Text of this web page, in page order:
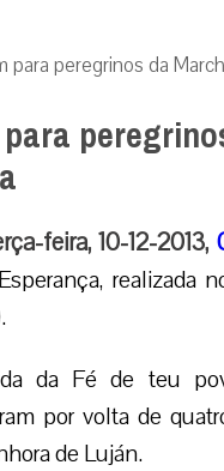
para peregrinos da
feira, 10-12-2013,
realizada
da Fé de teu
por volta de
de Luján.